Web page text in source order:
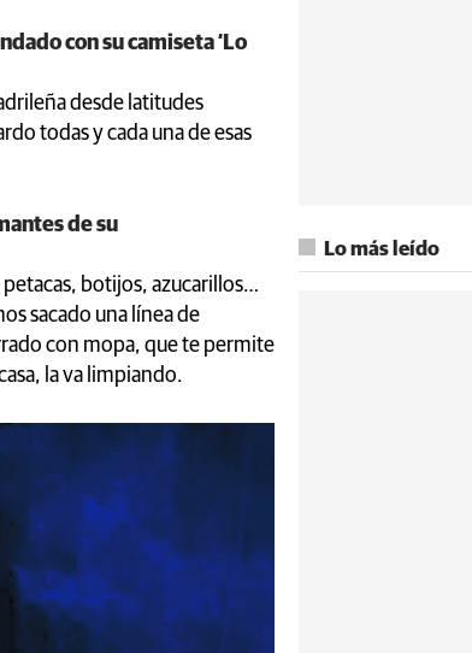
con su camiseta ‘Lo
desde latitudes
todas y cada una de esas
de su
botijos, azucarillos…
sacado una línea de
con mopa, que te permite
la va limpiando.
Lo más leído